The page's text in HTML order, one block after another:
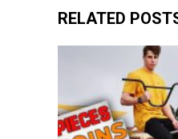
RELATED